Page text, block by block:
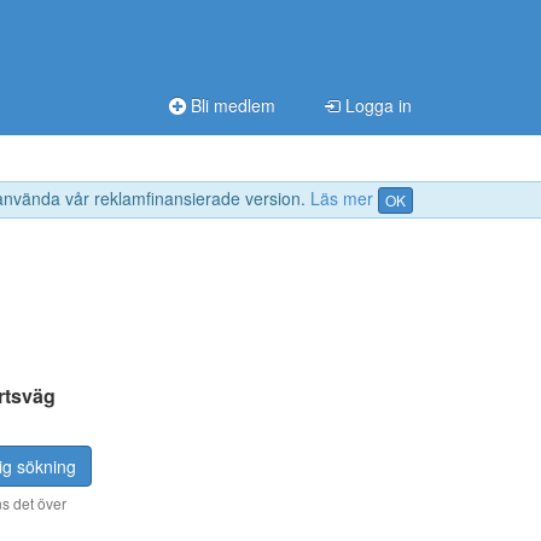
vår reklamfinansierade version. Läs mer OK
Bli medlem Logga in
sökning
det över